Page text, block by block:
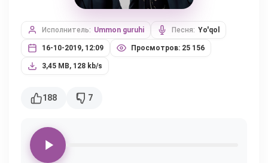
Исполнитель: Ummon guruhi Песня: Yo'qol
16-10-2019, 12:09 Просмотров: 25 156
3,45 MB, 128 kb/s
188 7